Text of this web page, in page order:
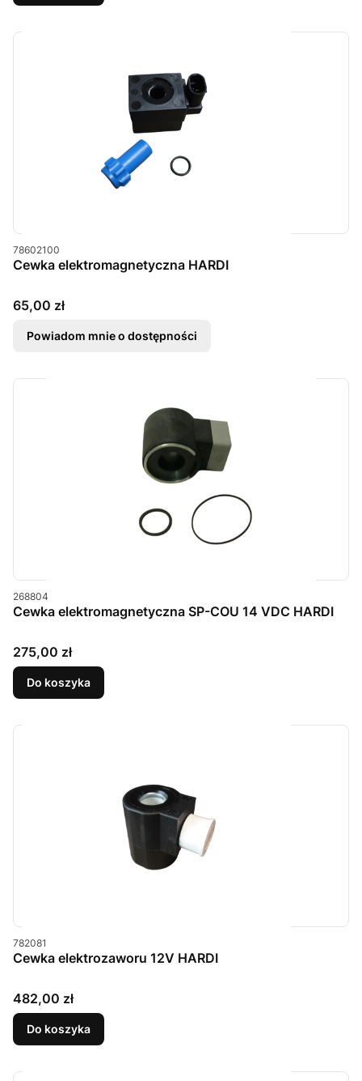
Kod produktu
78602100
Cewka elektromagnetyczna HARDI
Cena
65,00 zł
Powiadom mnie o dostępności
Kod produktu
268804
Cewka elektromagnetyczna SP-COU 14 VDC HARDI
Cena
275,00 zł
Do koszyka
Kod produktu
782081
Cewka elektrozaworu 12V HARDI
Cena
482,00 zł
Do koszyka